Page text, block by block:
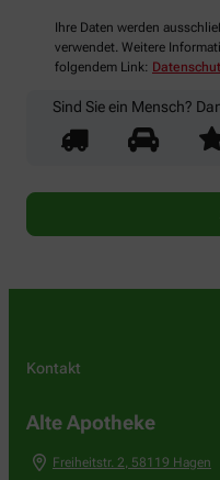
Ihre Daten werden
verwendet. Weitere
folgendem Link:
Sind Sie ein Mensch?
Kontakt
Alte Apotheke
Freiheitstr. 2, 58119 Hagen